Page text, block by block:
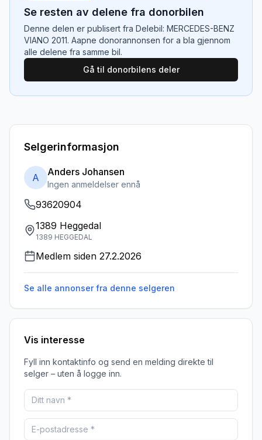
Se resten av delene fra donorbilen
Denne delen er publisert fra Delebil: MERCEDES-BENZ
VIANO 2011. Aapne donorannonsen for a bla gjennom
alle delene fra samme bil.
Gå til donorbilens deler
Selgerinformasjon
A Anders Johansen
Ingen anmeldelser ennå
93620904
1389 Heggedal
1389 HEGGEDAL
Medlem siden 27.2.2026
Se alle annonser fra denne selgeren
Vis interesse
Fyll inn kontaktinfo og send en melding direkte til
selger – uten å logge inn.